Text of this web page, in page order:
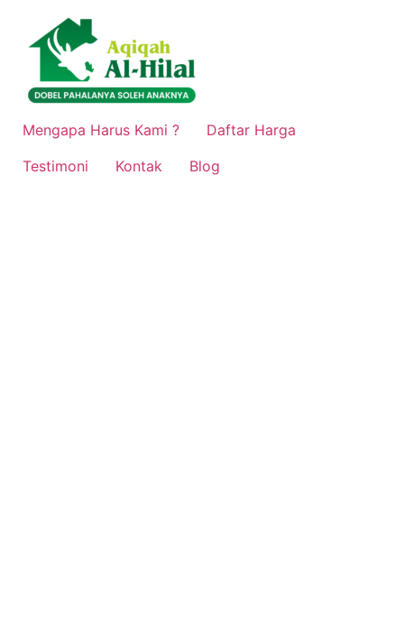
konten
Mengapa Harus Kami ?
Daftar Harga
Testimoni
Kontak Blog